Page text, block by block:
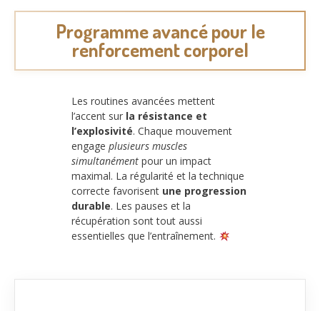
Programme avancé pour le
renforcement corporel
Les routines avancées mettent
l’accent sur la résistance et
l’explosivité. Chaque mouvement
engage plusieurs muscles
simultanément pour un impact
maximal. La régularité et la technique
correcte favorisent une progression
durable. Les pauses et la
récupération sont tout aussi
essentielles que l’entraînement.